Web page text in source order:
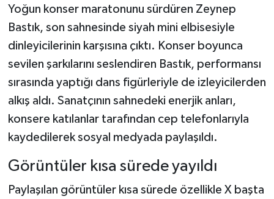
Yoğun konser maratonunu sürdüren Zeynep
Bastık, son sahnesinde siyah mini elbisesiyle
dinleyicilerinin karşısına çıktı. Konser boyunca
sevilen şarkılarını seslendiren Bastık, performansı
sırasında yaptığı dans figürleriyle de izleyicilerden
alkış aldı. Sanatçının sahnedeki enerjik anları,
konsere katılanlar tarafından cep telefonlarıyla
kaydedilerek sosyal medyada paylaşıldı.
Görüntüler kısa sürede yayıldı
Paylaşılan görüntüler kısa sürede özellikle X başta